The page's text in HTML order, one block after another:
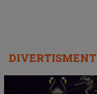
DIVERTISMENT